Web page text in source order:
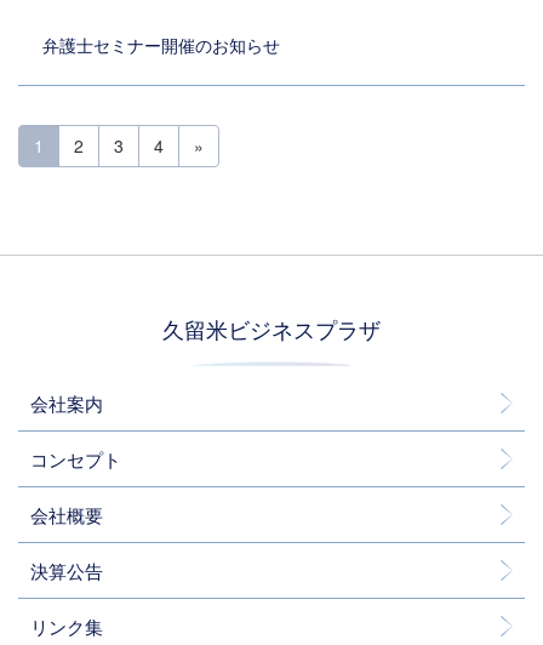
弁護士セミナー開催のお知らせ
投稿ナビゲーション
1 2 3 4 »
久留米ビジネスプラザ
会社案内
コンセプト
会社概要
決算公告
リンク集